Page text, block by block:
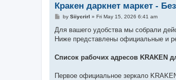
Кракен даркнет маркет -
P
s
by Siiycrirl » Fri May 15, 2026 6:41 am
Для вашего удобства мы собрали
Ниже представлены официальные и
Список рабочих адресов KRAKEN
Первое официальное зеркало